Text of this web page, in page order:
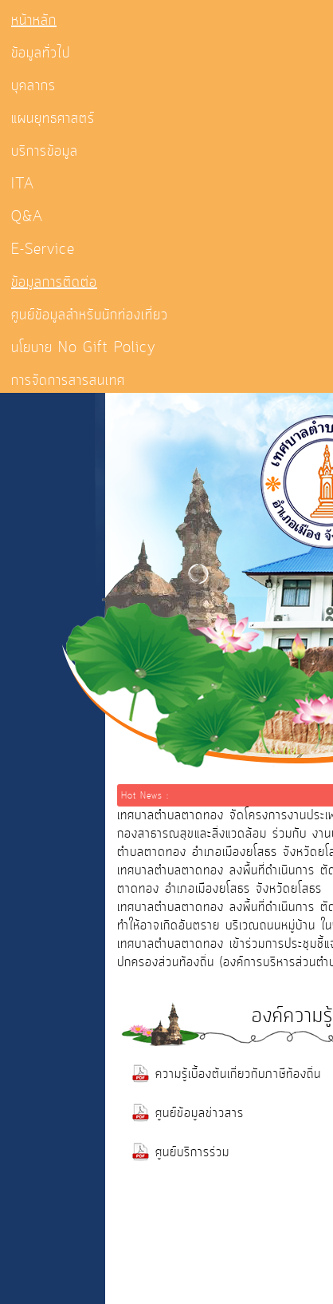
หน้าหลัก
ข้อมูลทั่วไป
บุคลากร
แผนยุทธศาสตร์
บริการข้อมูล
ITA
Q&A
E-Service
ข้อมูลการติดต่อ
ศูนย์ข้อมูลสำหรับนักท่องเที่ยว
นโยบาย No Gift Policy
การจัดการสารสนเทศ
Hot News :
เทศบาลตำบลตาดทอง จัดโครงการงานป
กองสาธารณสุขและสิ่งแวดล้อม ร่วมกับ งา
ตำบลตาดทอง อำเภอเมืองยโสธร จังหวัดยโ
เทศบาลตำบลตาดทอง ลงพื้นที่ดำเนินการ
ตาดทอง อำเภอเมืองยโสธร จังหวัดยโสธร
เทศบาลตำบลตาดทอง ลงพื้นที่ดำเนินการ
ทำให้อาจเกิดอันตราย บริเวณถนนหมู่บ้าน ใ
เทศบาลตำบลตาดทอง เข้าร่วมการประชุม
ปกครองส่วนท้องถิ่น (องค์การบริหารส่วนต
องค์ควา
ความรู้เบื้องต้นเกี่ยวกับภาษีท้องถิ่น
ศูนย์ข้อมูลข่าวสาร
ศูนย์บริการร่วม